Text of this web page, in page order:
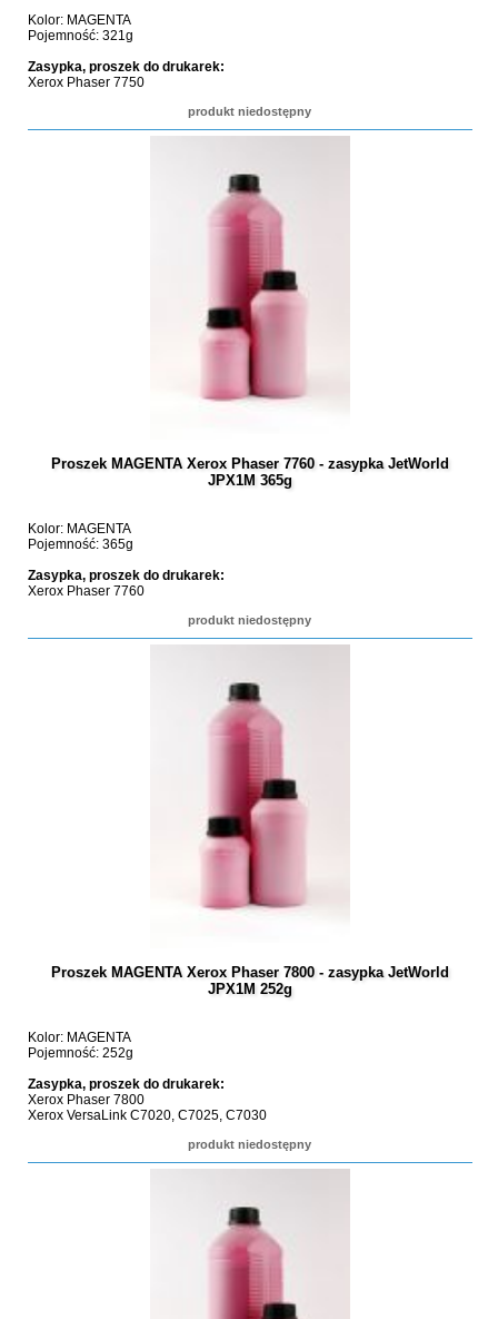
Kolor: MAGENTA
Pojemność: 321g
Zasypka, proszek do drukarek:
Xerox Phaser 7750
produkt niedostępny
Proszek MAGENTA Xerox Phaser 7760 - zasypka JetWorld
JPX1M 365g
Kolor: MAGENTA
Pojemność: 365g
Zasypka, proszek do drukarek:
Xerox Phaser 7760
produkt niedostępny
Proszek MAGENTA Xerox Phaser 7800 - zasypka JetWorld
JPX1M 252g
Kolor: MAGENTA
Pojemność: 252g
Zasypka, proszek do drukarek:
Xerox Phaser 7800
Xerox VersaLink C7020, C7025, C7030
produkt niedostępny